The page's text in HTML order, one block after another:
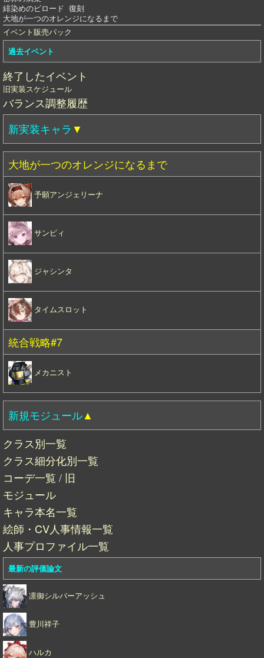
緋染めのビロード 復刻
大地が一つのオレンジになるまで
イベント販売パック
過去イベント
終了したイベント
旧実装スケジュール
バランス調整履歴
新実装キャラ ▼
大地が一つのオレンジになるまで
予願アンジェリーナ
サンピィ
ジャシンタ
タイムスロット
統合戦略#7
メカニスト
新規モジュール▲
クラス別一覧
クラス細分化別一覧
コーデ一覧 / 旧
モジュール
キャラ本名一覧
絵師・CV人事情報一覧
人事プロファイル一覧
最新の評価論文
凛御シルバーアッシュ
豊川祥子
ハルカ